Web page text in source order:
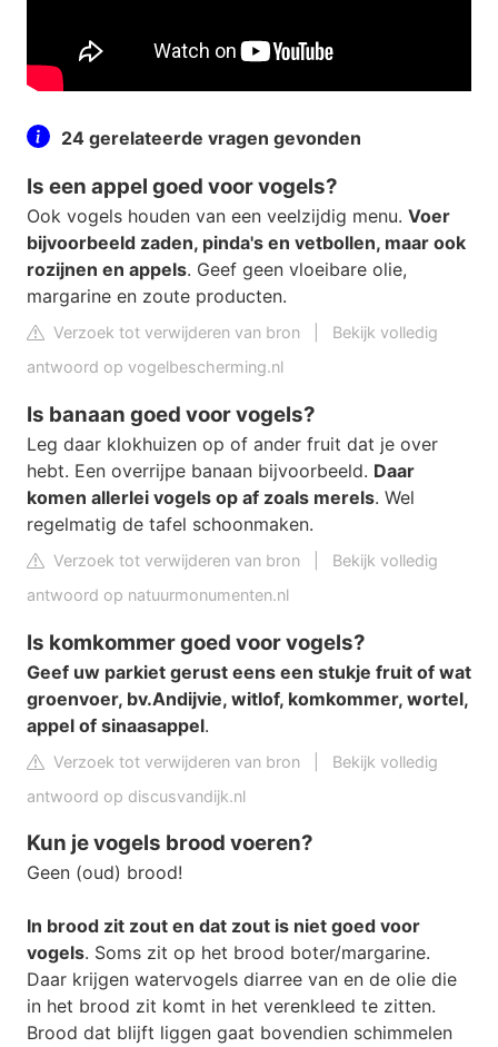
24 gerelateerde vragen gevonden
Is een appel goed voor vogels?
Ook vogels houden van een veelzijdig menu. Voer
bijvoorbeeld zaden, pinda's en vetbollen, maar ook
rozijnen en appels. Geef geen vloeibare olie,
margarine en zoute producten.
Verzoek tot verwijderen van bron
Bekijk volledig
antwoord op vogelbescherming.nl
Is banaan goed voor vogels?
Leg daar klokhuizen op of ander fruit dat je over
hebt. Een overrijpe banaan bijvoorbeeld. Daar
komen allerlei vogels op af zoals merels. Wel
regelmatig de tafel schoonmaken.
Verzoek tot verwijderen van bron
Bekijk volledig
antwoord op natuurmonumenten.nl
Is komkommer goed voor vogels?
Geef uw parkiet gerust eens een stukje fruit of wat
groenvoer, bv.Andijvie, witlof, komkommer, wortel,
appel of sinaasappel.
Verzoek tot verwijderen van bron
Bekijk volledig
antwoord op discusvandijk.nl
Kun je vogels brood voeren?
Geen (oud) brood!
In brood zit zout en dat zout is niet goed voor
vogels. Soms zit op het brood boter/margarine.
Daar krijgen watervogels diarree van en de olie die
in het brood zit komt in het verenkleed te zitten.
Brood dat blijft liggen gaat bovendien schimmelen